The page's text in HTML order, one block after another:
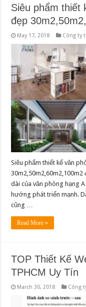
Siêu phẩm thiết
đẹp
May 17, 2018 Công ty
Siêu phẩm thiết kế văn
30m2,50m2,60m2,100m2
dài của văn phòng hạng
hướng phát triển mạnh.
cũng …
Read More »
TOP Thiết Kế
TPHCM Uy Tín
March 30, 2018 Công